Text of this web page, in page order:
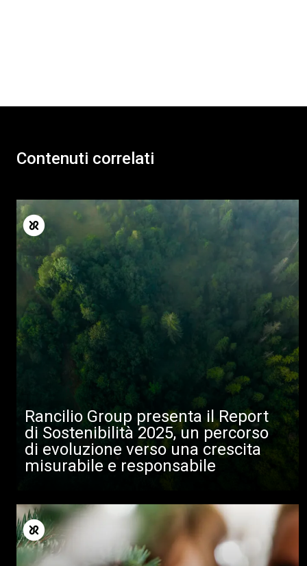
Contenuti correlati
Rancilio Group presenta il Report
di Sostenibilità 2025, un percorso
di evoluzione verso una crescita
misurabile e responsabile